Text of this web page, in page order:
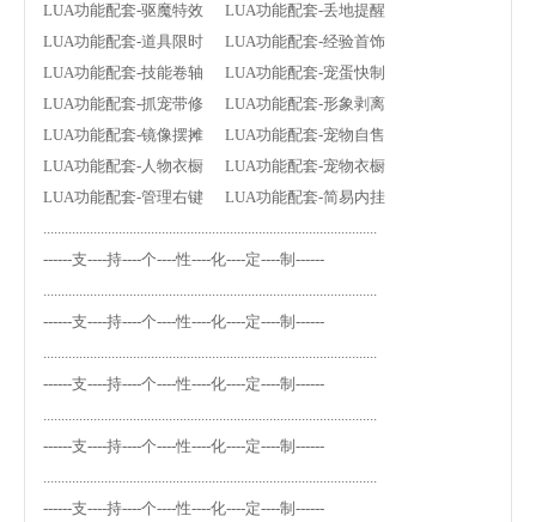
LUA功能配套-驱魔特效 LUA功能配套-丢地提醒
LUA功能配套-道具限时 LUA功能配套-经验首饰
LUA功能配套-技能卷轴 LUA功能配套-宠蛋快制
LUA功能配套-抓宠带修 LUA功能配套-形象剥离
LUA功能配套-镜像摆摊 LUA功能配套-宠物自售
LUA功能配套-人物衣橱 LUA功能配套-宠物衣橱
LUA功能配套-管理右键 LUA功能配套-简易内挂
.............................................................................................
------支----持----个----性----化----定----制------
.............................................................................................
------支----持----个----性----化----定----制------
.............................................................................................
------支----持----个----性----化----定----制------
.............................................................................................
------支----持----个----性----化----定----制------
.............................................................................................
------支----持----个----性----化----定----制------